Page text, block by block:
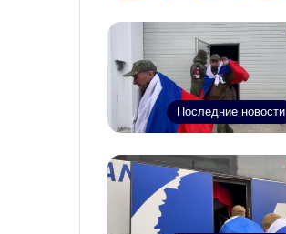
Последние новости